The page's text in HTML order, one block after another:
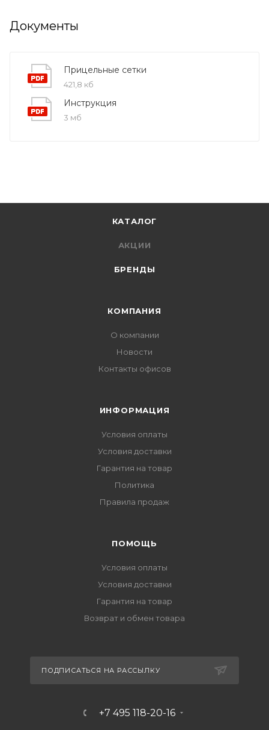
Документы
Прицельные сетки
421,8 кб
Инструкция
3 мб
КАТАЛОГ
АКЦИИ
БРЕНДЫ
КОМПАНИЯ
О компании
Новости
Контакты офисов
ИНФОРМАЦИЯ
Условия оплаты
Условия доставки
Гарантия на товар
Политика
Правила продаж
ПОМОЩЬ
Условия оплаты
Условия доставки
Гарантия на товар
Возврат и обмен товара
ПОДПИСАТЬСЯ НА РАССЫЛКУ
+7 495 118-20-16